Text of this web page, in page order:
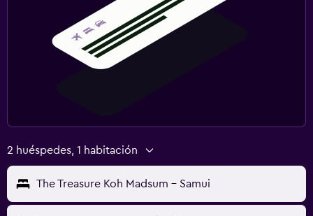
2 huéspedes, 1 habitación
The Treasure Koh Madsum - Samui